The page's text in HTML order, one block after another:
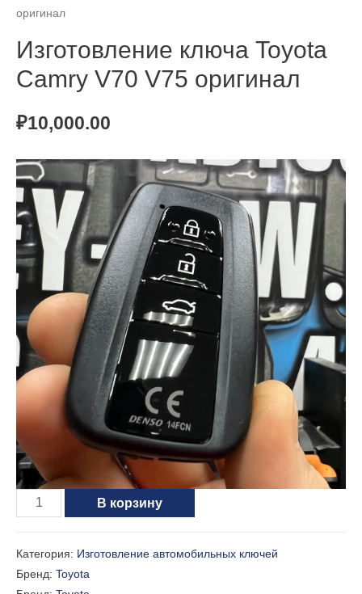
оригинал
Изготовление ключа Toyota
Camry V70 V75 оригинал
₽10,000.00
Количество
товара
ключа
Toyota
В корзину
Категория: Изготовление автомобильных ключей
Бренд: Toyota